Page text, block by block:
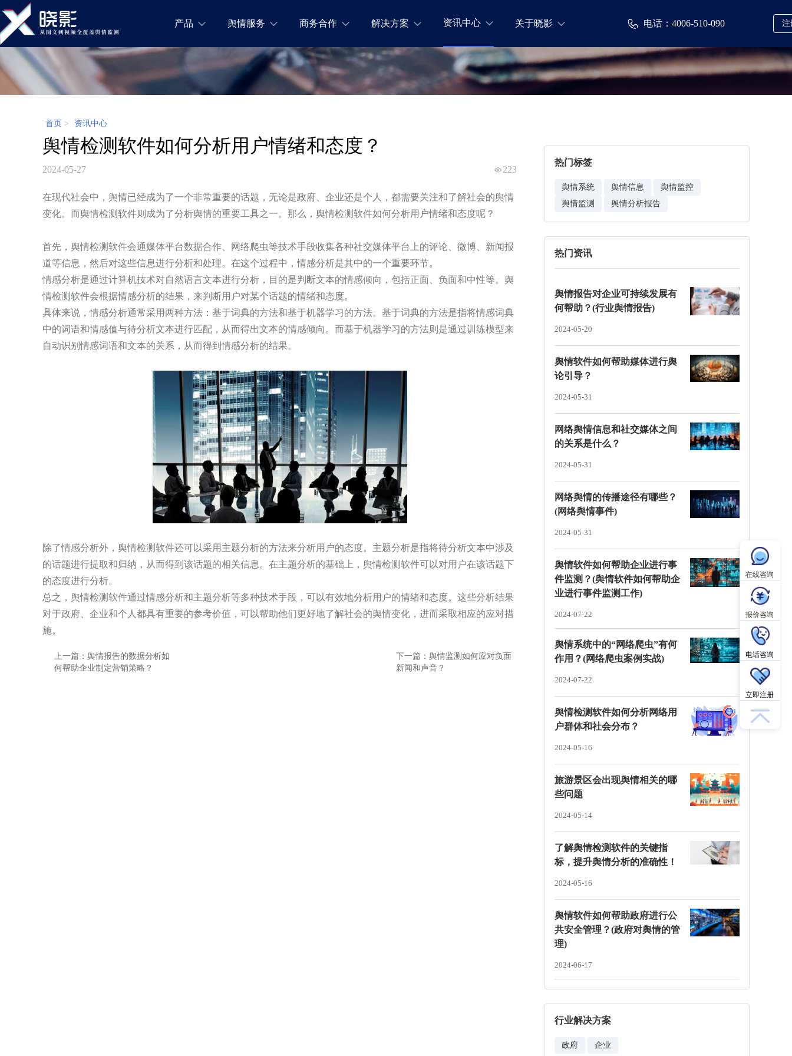
产品 舆情服务 商务合作 解决方案 资讯中心 关于晓影 电话：4006-510-090 注
首页 > 资讯中心
舆情检测软件如何分析用户情绪和态度？
2024-05-27 223
在现代社会中，舆情已经成为了一个非常重要的话题，无论是政府、企业还是个人，都需要关注和了解社会的舆情
变化。而舆情检测软件则成为了分析舆情的重要工具之一。那么，舆情检测软件如何分析用户情绪和态度呢？
首先，舆情检测软件会通媒体平台数据合作
网络爬虫等技术手段收集各种社交媒体平台上的评论、微博、新闻报
道等信息，然后对这些信息进行分析和处理。在这个过程中，情感分析是其中的一个重要环节。
情感分析是通过计算机技术对自然语言文本进行分析，目的是判断文本的情感倾向，包括正面、负面和中性等。舆
情检测软件会根据情感分析的结果，来判断用户对某个话题的情绪和态度。
具体来说，情感分析通常采用两种方法：基于词典的方法和基于机器学习的方法。基于词典的方法是指将情感词典
中的词语和情感值与待分析文本进行匹配，从而得出文本的情感倾向。而基于机器学习的方法则是通过训练模型来
自动识别情感词语和文本的关系，从而得到情感分析的结果。
除了情感分析外，舆情检测软件还可以采用主题分析的方法来分析用户的态度。主题分析是指将待分析文本中涉及
的话题进行提取和归纳，从而得到该话题的相关信息。在主题分析的基础上，舆情检测软件可以对用户在该话题下
的态度进行分析。
总之，舆情检测软件通过情感分析和主题分析等多种技术手段，可以有效地分析用户的情绪和态度。这些分析结果
对于政府、企业和个人都具有重要的参考价值，可以帮助他们更好地了解社会的舆情变化，进而采取相应的应对措
施。
上一篇：舆情报告的数据分析如
何帮助企业制定营销策略？
下一篇：舆情监测如何应对负面
新闻和声音？
热门标签
舆情系统 舆情信息
舆情监控
舆情监测
舆情分析报告
热门资讯
舆情报告对企业可持续发展有
何帮助？(行业舆情报告)
2024-05-20
舆情软件如何帮助媒体进行舆
论引导？
2024-05-31
网络舆情信息和社交媒体之间
的关系是什么？
2024-05-31
网络舆情的传播途径有哪些？
(网络舆情事件)
2024-05-31
舆情软件如何帮助企业进行事
件监测？(舆情软件如何帮助企
业进行事件监测工作)
2024-07-22
舆情系统中的“网络爬虫”有何
作用？(网络爬虫案例实战)
2024-07-22
舆情检测软件如何分析网络用
户群体和社会分布？
2024-05-16
旅游景区会出现舆情相关的哪
些问题
2024-05-14
了解舆情检测软件的关键指
标，提升舆情分析的准确性！
2024-05-16
舆情软件如何帮助政府进行公
共安全管理？(政府对舆情的管
理)
2024-06-17
行业解决方案
政府 企业
在线咨询
报价咨询
电话咨询
立即注册